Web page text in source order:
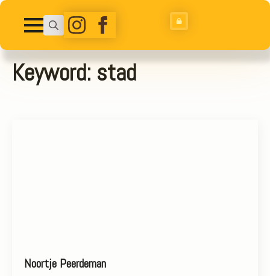
Search
for:
Keyword:stad
Noortje Peerdeman